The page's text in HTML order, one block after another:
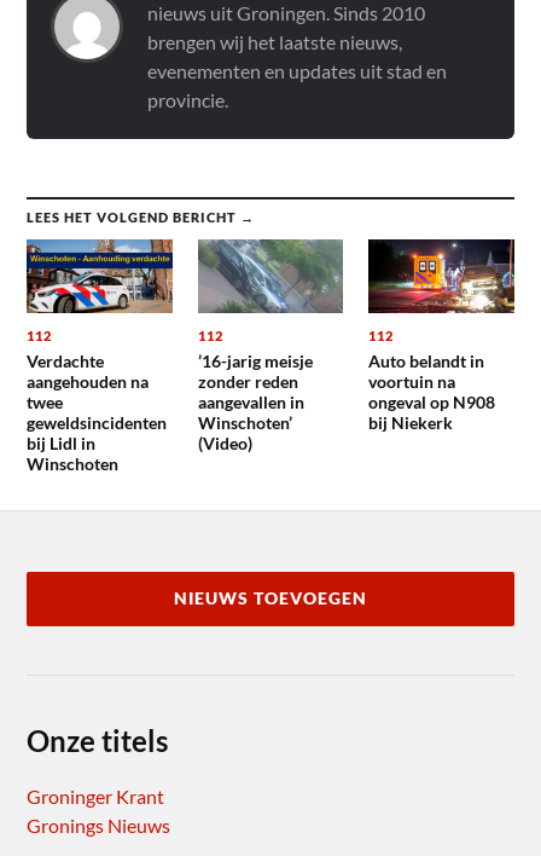
nieuws uit Groningen. Sinds 2010
brengen wij het laatste nieuws,
evenementen en updates uit stad en
provincie.
LEES HET VOLGEND BERICHT →
112
Verdachte
aangehouden na
twee
geweldsincidenten
bij Lidl in
Winschoten
112
’16-jarig meisje
zonder reden
aangevallen in
Winschoten’
(Video)
112
Auto belandt in
voortuin na
ongeval op N908
bij Niekerk
NIEUWS TOEVOEGEN
Onze titels
Groninger Krant
Gronings Nieuws